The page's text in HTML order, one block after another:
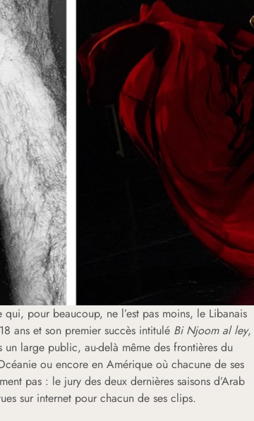
pour beaucoup, ne l’est pas moins, le Libanais
ans et son premier succès intitulé Bi Njoom al ley,
large public, au-delà même des frontières du
ou encore en Amérique où chacune de ses
pas : le jury des deux dernières saisons d’Arab
sur internet pour chacun de ses clips.